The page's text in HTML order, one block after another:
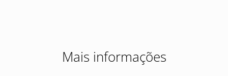
Mais informações